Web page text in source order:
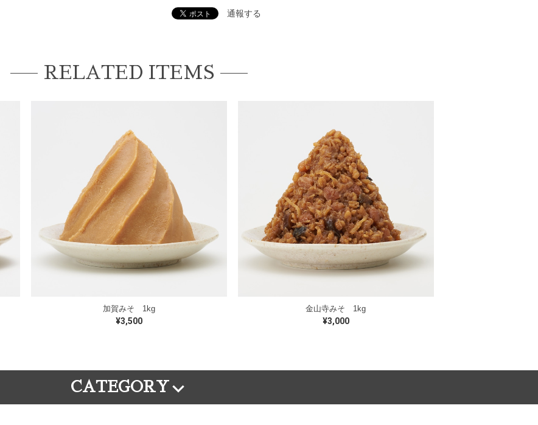
通報する
RELATED ITEMS
加賀みそ 1kg
¥3,500
金山寺みそ 1kg
¥3,000
CATEGORY